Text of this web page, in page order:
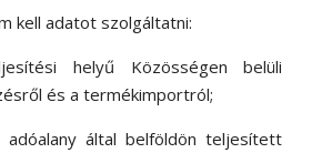
kell adatot szolgáltatni:
helyű Közösségen belüli
és a termékimportról;
adóalany által belföldön teljesített